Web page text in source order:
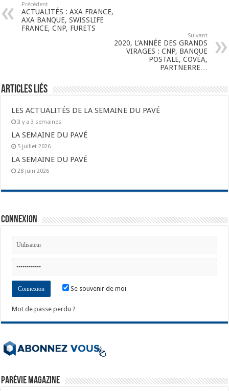
Précédent
ACTUALITÉS : AXA FRANCE,
AXA BANQUE, SWISSLIFE
FRANCE, CNP, FURETS
Suivant
2020, L’ANNÉE DES GRANDS
VIRAGES : CNP, BANQUE
POSTALE, COVÉA,
PARTNERRE…
Articles liés
LES ACTUALITÉS DE LA SEMAINE DU PAVÉ
Il y a 3 semaines
LA SEMAINE DU PAVÉ
5 juillet 2026
LA SEMAINE DU PAVÉ
28 juin 2026
Connexion
Se souvenir de moi
Mot de passe perdu ?
ParéVie Magazine